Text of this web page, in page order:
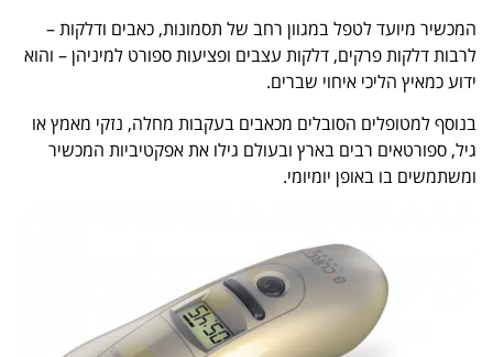
המכשיר מיועד לטפל במגוון רחב של תסמונות, כאבים ודלקות –
לרבות דלקות פרקים, דלקות עצבים ופציעות ספורט למיניהן – והוא
ידוע כמאיץ הליכי איחוי שברים.
בנוסף למטופלים הסובלים מכאבים בעקבות מחלה, נזקי מאמץ או
גיל, ספורטאים רבים בארץ ובעולם גילו את אפקטיביות המכשיר
ומשתמשים בו באופן יומיומי.